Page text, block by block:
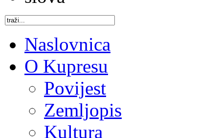
Naslovnica
O Kupresu
Povijest
Zemljopis
Kultura